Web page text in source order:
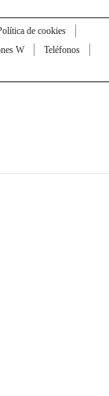
de cookies
W
Teléfonos